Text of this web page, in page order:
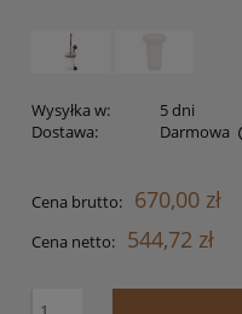
Wysyłka w:
5 dni
Dostawa:
Darmowa
Cena nie zawiera
Cena brutto: 670,00 zł
Cena netto: 544,72 zł